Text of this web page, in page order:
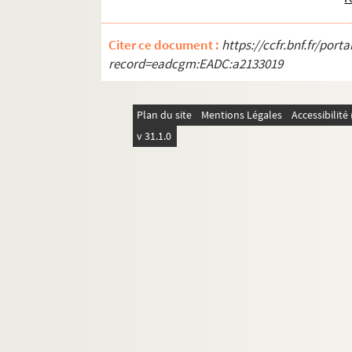
ORG C.13/5. Partitions de Mila, L.
ORG C.13/5. Partitions de Milhe, G.
ORG C.13/5. Partitions de Millandy,
ORG C.13/5. Partitions de Mireille
ORG C.13/5. Partitions de Misraki,
Citer ce document : https://ccfr.bnf.fr/
record=eadcgm:EADC:a2133019
Plan du site Mentions Légales
v 31.1.0